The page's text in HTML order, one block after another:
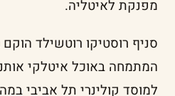
מפנקת לאיטליה.
המתמחה באוכל איטלקי